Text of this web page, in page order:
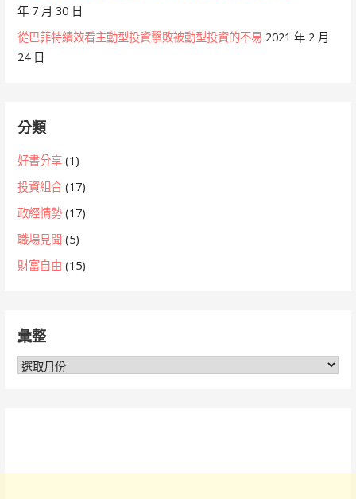
年 7 月 30 日
從巴菲特績效看主動型投資擊敗被動型投資的不易 2021 年 2 月
24 日
分類
好書分享 (1)
投資組合 (17)
政經情勢 (17)
職場見聞 (5)
財富自由 (15)
彙整
彙